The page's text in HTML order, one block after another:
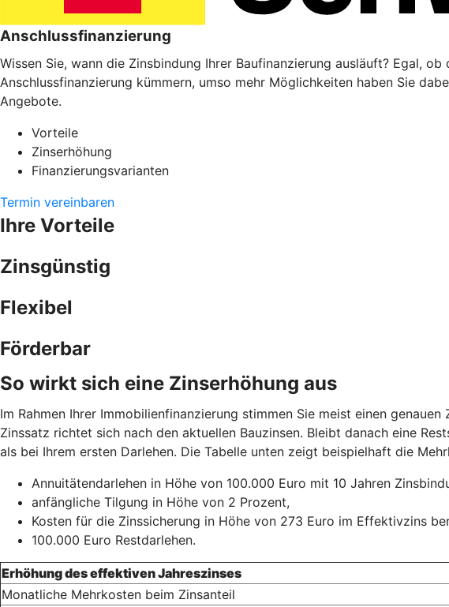
Anschlussfinanzierung
Wissen Sie, wann die Zinsbindung Ihrer Baufinanzierung ausläuft? Egal,
Anschlussfinanzierung kümmern, umso mehr Möglichkeiten haben Sie
Angebote.
Vorteile
Zinserhöhung
Finanzierungsvarianten
Termin vereinbaren
Ihre Vorteile
Zinsgünstig
Flexibel
Förderbar
So wirkt sich eine Zinserhöhung aus
Im Rahmen Ihrer Immobilienfinanzierung stimmen Sie meist einen
Zinssatz richtet sich nach den aktuellen Bauzinsen. Bleibt danach eine
als bei Ihrem ersten Darlehen. Die Tabelle unten zeigt beispielhaft die
Annuitätendarlehen in Höhe von 100.000 Euro mit 10 Jahren
anfängliche Tilgung in Höhe von 2 Prozent,
Kosten für die Zinssicherung in Höhe von 273 Euro im Effektivzins
100.000 Euro Restdarlehen.
Erhöhung des effektiven Jahreszinses
Monatliche Mehrkosten beim Zinsanteil